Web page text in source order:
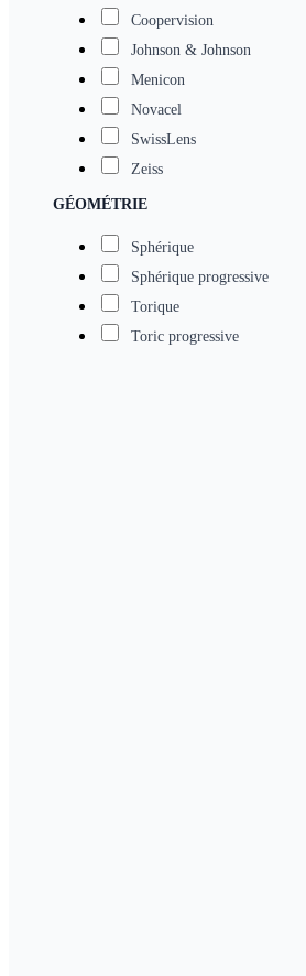
Coopervision
Johnson & Johnson
Menicon
Novacel
SwissLens
Zeiss
GÉOMÉTRIE
Sphérique
Sphérique progressive
Torique
Toric progressive